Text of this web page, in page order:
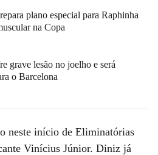
plano especial para Raphinha
na Copa
grave lesão no joelho e será
o Barcelona
neste início de Eliminatórias
Vinícius Júnior. Diniz já